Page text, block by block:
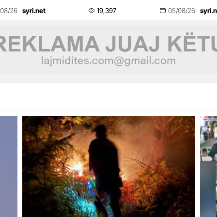
26
dhe një i plagosur
syri.net 19,397 05/08/26